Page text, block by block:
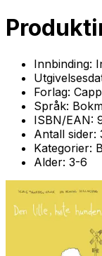
Innbinding:
Forlag:
Språk:
ISBN/EAN:
Antall sider:
Kategorier:
Alder: 3-6